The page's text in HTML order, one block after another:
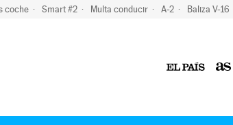
coche Smart #2 Multa conducir A-2 Baliza V-16